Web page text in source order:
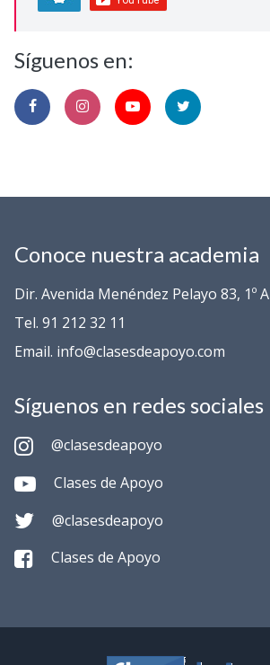
Síguenos en:
Conoce nuestra academia
Dir. Avenida Menéndez Pelayo 83, 1º A
Tel. 91 212 32 11
Email. info@clasesdeapoyo.com
Síguenos en redes sociales
@clasesdeapoyo
Clases de Apoyo
@clasesdeapoyo
Clases de Apoyo